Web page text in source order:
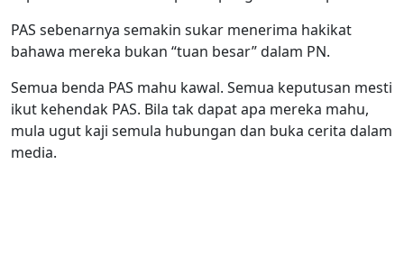
PAS sebenarnya semakin sukar menerima hakikat
bahawa mereka bukan “tuan besar” dalam PN.
Semua benda PAS mahu kawal. Semua keputusan mesti
ikut kehendak PAS. Bila tak dapat apa mereka mahu,
mula ugut kaji semula hubungan dan buka cerita dalam
media.